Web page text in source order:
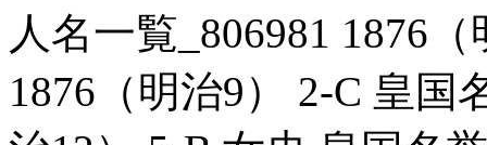
人名一覧_806981 1876
1876（明治9） 2-C 皇国